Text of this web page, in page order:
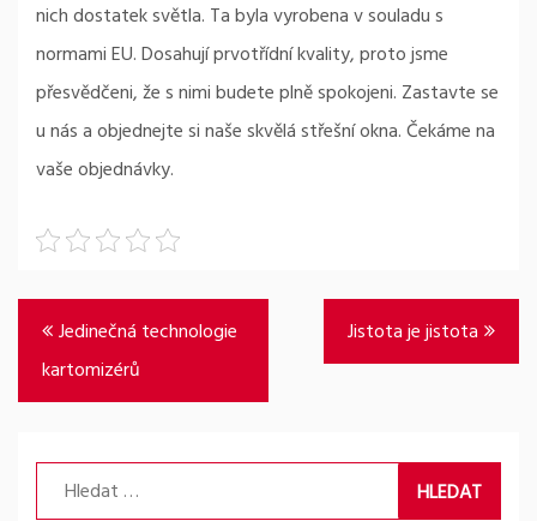
nich dostatek světla. Ta byla vyrobena v souladu s
normami EU. Dosahují prvotřídní kvality, proto jsme
přesvědčeni, že s nimi budete plně spokojeni. Zastavte se
u nás a objednejte si naše skvělá střešní okna. Čekáme na
vaše objednávky.
Navigace
pro
příspěvek
Jedinečná technologie
kartomizérů
Jistota je jistota
Vyhledávání